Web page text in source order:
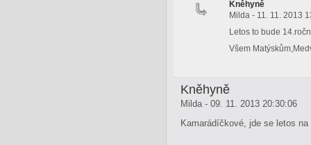
Kněhyně
Milda - 11. 11. 2013
Letos to bude
Všem
Kněhyně
Milda - 09. 11. 2013 20:30:06
Kamarádíčkové, jde se letos